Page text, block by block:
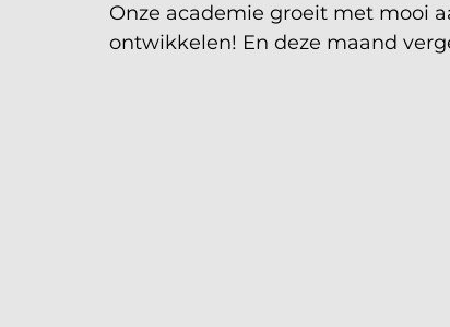
Onze academie groeit met mooi
ontwikkelen! En deze maand